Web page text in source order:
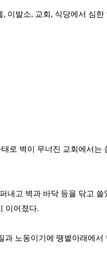
이발소, 교회, 식당에서 심한
로 벽이 무너진 교회에서는
내고 벽과 바닥 등을 닦고 쓸
이어졌다.
과 노동이기에 땡볕아래에서